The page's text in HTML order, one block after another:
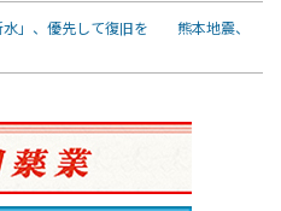
水」、優先して復旧を 熊本地震、